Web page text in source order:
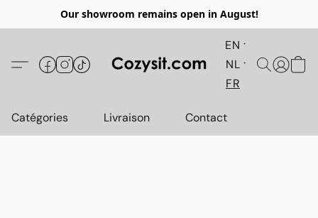
Our showroom remains open in August!
EN
NL
FR
Catégories Livraison Contact